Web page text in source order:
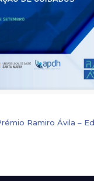
Ramiro Ávila –